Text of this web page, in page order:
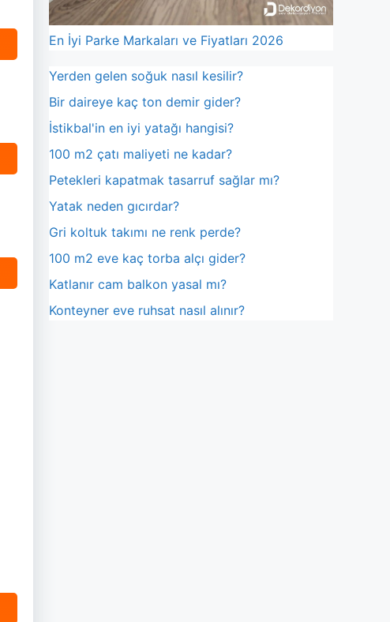
En İyi Parke Markaları ve Fiyatları 2026
Yerden gelen soğuk nasıl kesilir?
Bir daireye kaç ton demir gider?
İstikbal'in en iyi yatağı hangisi?
100 m2 çatı maliyeti ne kadar?
Petekleri kapatmak tasarruf sağlar mı?
Yatak neden gıcırdar?
Gri koltuk takımı ne renk perde?
100 m2 eve kaç torba alçı gider?
Katlanır cam balkon yasal mı?
Konteyner eve ruhsat nasıl alınır?